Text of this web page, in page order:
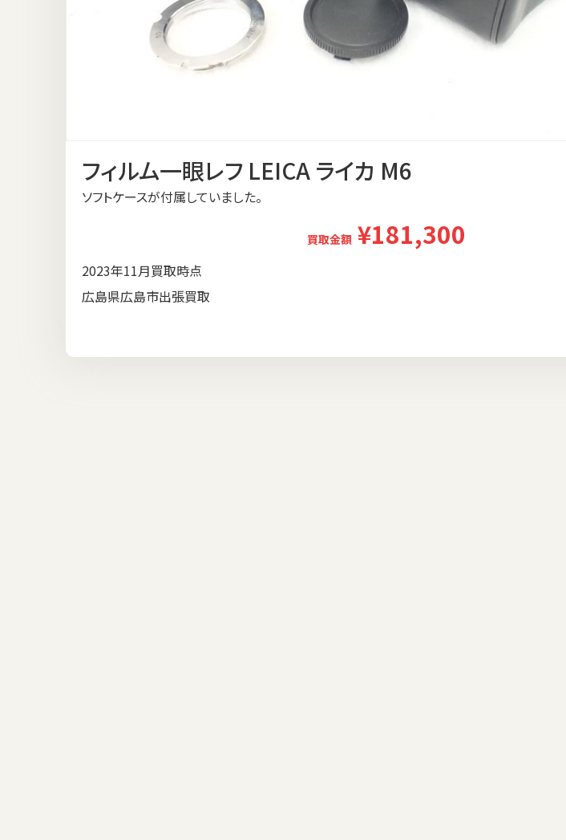
フィルム一眼レフ LEICA ライカ M6
ソフトケースが付属していました。
買取金額 ¥181,300
2023年11月買取時点
広島県広島市出張買取